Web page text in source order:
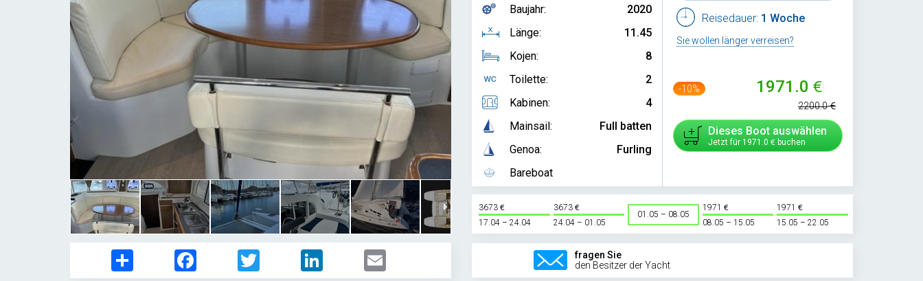
Facebook
Baujahr:
2020
Länge:
11.45
Kojen:
8
Toilette:
2
Kabinen:
4
Mainsail:
Full batten
Genoa:
Furling
Bareboat
Reisedauer: 1 Woche
Sie wollen länger verreisen?
-10% 1971.0
2200.0
Dieses Boot auswählen
Jetzt für 1971.0 buchen
3673
17.04 – 24.04
3673
24.04 – 01.05
01.05 – 08.05
1971
08.05 – 15.05
1971
15.05 – 22.05
fragen Sie
den Besitzer der Yacht